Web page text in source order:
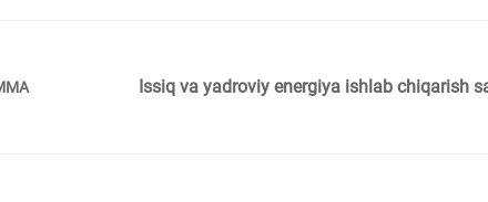
Issiq va yadroviy energiya ishlab chiqarish